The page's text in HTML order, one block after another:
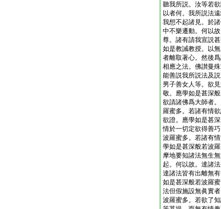
聽我所説。汝等若
以者何。我所説法
我想不起諸見。於
中不樂遷動。何以
尊。諸有請我宣説
如是教誡教授。以
者離取著心。然後
相應之法。佛讃曼
能善説我所説法及
男子善女人等。欲
敬。應學如是甚深
欲請諸佛爲大師者
羅蜜多。若諸有情
欲證。應學如是甚
情於一切定欲得善
波羅蜜多。若諸有
學如是甚深般若波
摩地要知諸法無生
起。何以故。達諸
達諸法皆有出離無
如是甚深般若波羅
法但假施設無眞實
波羅蜜多。若欲了